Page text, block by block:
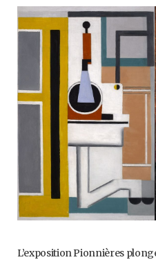
L’exposition Pionnières